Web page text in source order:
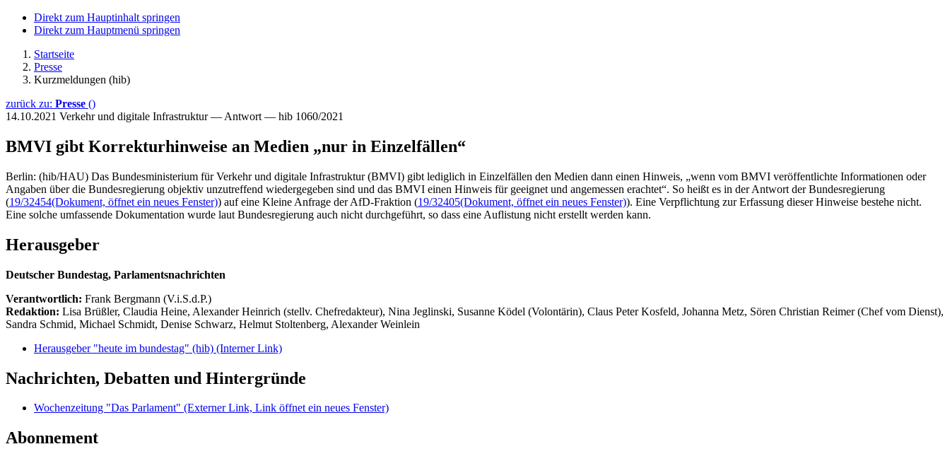
Direkt zum Hauptinhalt springen
Direkt zum Hauptmenü springen
Startseite
Presse
Kurzmeldungen (hib)
zurück zu: Presse ()
14.10.2021 Verkehr und digitale Infrastruktur — Antwort — hib 1060/2021
BMVI gibt Korrekturhinweise an Medien „nur in Einzelfällen“
Berlin: (hib/HAU) Das Bundesministerium für Verkehr und digitale Infrastruktur (BMVI) gibt lediglich in Einzelfällen den Medien dann einen Hinweis, „wenn vom BMVI veröffentlichte Informationen oder
Angaben über die Bundesregierung objektiv unzutreffend wiedergegeben sind und das BMVI einen Hinweis für geeignet und angemessen erachtet“. So heißt es in der Antwort der Bundesregierung
(19/32454(Dokument, öffnet ein neues Fenster)) auf eine Kleine Anfrage der AfD-Fraktion (19/32405(Dokument, öffnet ein neues Fenster)). Eine Verpflichtung zur Erfassung dieser Hinweise bestehe nicht.
Eine solche umfassende Dokumentation wurde laut Bundesregierung auch nicht durchgeführt, so dass eine Auflistung nicht erstellt werden kann.
Herausgeber
Deutscher Bundestag, Parlamentsnachrichten
Verantwortlich: Frank Bergmann (V.i.S.d.P.)
Redaktion: Lisa Brüßler, Claudia Heine, Alexander Heinrich (stellv. Chefredakteur), Nina Jeglinski, Susanne Ködel (Volontärin), Claus Peter Kosfeld, Johanna Metz, Sören Christian Reimer (Chef vom Dienst),
Sandra Schmid, Michael Schmidt, Denise Schwarz, Helmut Stoltenberg, Alexander Weinlein
Herausgeber "heute im bundestag" (hib) (Interner Link)
Nachrichten, Debatten und Hintergründe
Wochenzeitung "Das Parlament" (Externer Link, Link öffnet ein neues Fenster)
Abonnement